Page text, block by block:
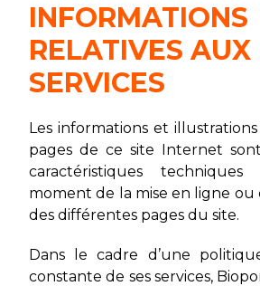
INFORMATIONS
RELATIVES AUX
SERVICES
Les informations et
pages de ce site Internet
caractéristiques
moment de la mise en ligne ou
des différentes pages du site.
Dans le cadre d’une
constante de ses services,